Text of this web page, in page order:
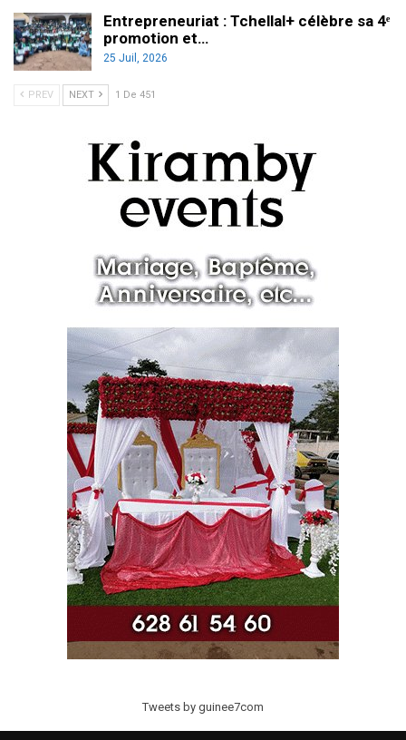
Entrepreneuriat : Tchellal+ célèbre sa 4ᵉ
promotion et…
25 Juil, 2026
PREV NEXT 1 De 451
Tweets by guinee7com